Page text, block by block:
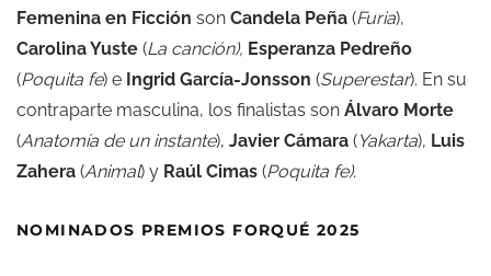
Femenina en Ficción son Candela Peña (Furia),
Carolina Yuste (La canción), Esperanza Pedreño
(Poquita fe) e Ingrid García-Jonsson (Superestar). En su
contraparte masculina, los finalistas son Álvaro Morte
(Anatomía de un instante), Javier Cámara (Yakarta), Luis
Zahera (Animal) y Raúl Cimas (Poquita fe).
NOMINADOS PREMIOS FORQUÉ 2025